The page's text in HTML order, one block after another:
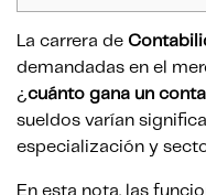
La carrera de
demandadas en el
¿cuánto gana un
sueldos varían
especialización y
En esta nota, las